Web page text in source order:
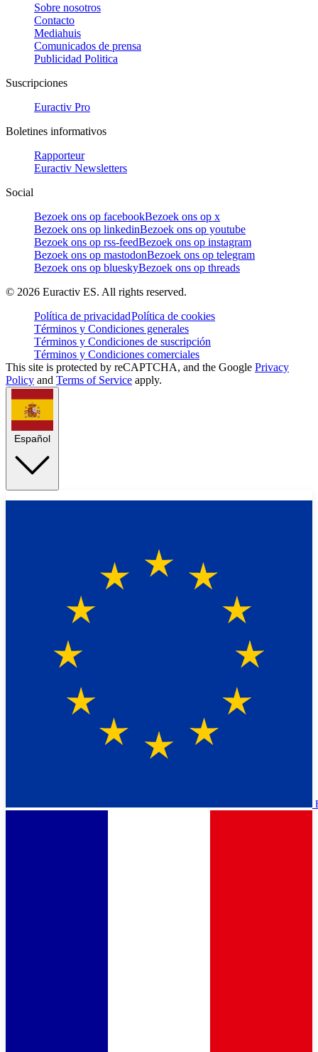
Sobre nosotros
Contacto
Mediahuis
Comunicados de prensa
Publicidad Politica
Suscripciones
Euractiv Pro
Boletines informativos
Rapporteur
Euractiv Newsletters
Social
Bezoek ons op facebookBezoek ons op x
Bezoek ons op linkedinBezoek ons op youtube
Bezoek ons op rss-feedBezoek ons op instagram
Bezoek ons op mastodonBezoek ons op telegram
Bezoek ons op blueskyBezoek ons op threads
© 2026 Euractiv ES. All rights reserved.
Política de privacidadPolítica de cookies
Términos y Condiciones generales
Términos y Condiciones de suscripción
Términos y Condiciones comerciales
This site is protected by reCAPTCHA, and the Google Privacy
Policy and Terms of Service apply.
Español